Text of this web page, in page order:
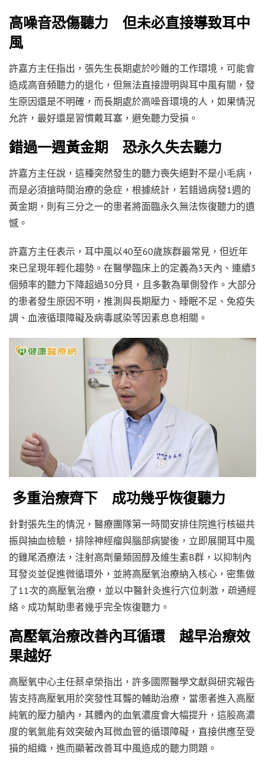
高噪音恐傷聽力 但未必直接導致耳中
風
許嘉方主任指出，張先生長期處於吵雜的工作環境，可能會
造成高音頻聽力的退化，但無法直接證明與耳中風有關，發
生原因還是不明確，而長期處於高噪音環境的人，如果情況
允許，最好還是習慣戴耳塞，避免聽力受損。
錯過一週黃金期 恐永久失去聽力
許嘉方主任說，這種突然發生的聽力喪失絕對不是小毛病，
而是必須搶時間治療的急症，根據統計，若錯過病發1週的
黃金期，則有三分之一的患者將面臨永久無法恢復聽力的遺
憾。
許嘉方主任表示，耳中風以40至60歲族群最常見，但近年
來已呈現年輕化趨勢。在醫學臨床上的定義為3天內、連續3
個頻率的聽力下降超過30分貝，且多數為單側發作。大部分
的患者發生原因不明，推測與長期壓力、睡眠不足、免疫失
調、血液循環障礙及病毒感染等因素息息相關。
多重治療齊下 成功幾乎恢復聽力
針對張先生的情況，醫療團隊第一時間安排住院進行核磁共
振與抽血檢驗，排除神經瘤與腦部病變後，立即展開耳中風
的雞尾酒療法，注射高劑量類固醇及維生素B群，以抑制內
耳發炎並促進微循環外，並將高壓氧治療納入核心，密集做
了11次的高壓氧治療，並以中醫針灸進行穴位刺激，疏通經
絡。成功幫助患者幾乎完全恢復聽力。
高壓氧治療改善內耳循環 越早治療效
果越好
高壓氧中心主任蔡卓榮指出，許多國際醫學文獻與研究報告
皆支持高壓氧用於突發性耳聾的輔助治療，當患者進入高壓
純氧的壓力艙內，其體內的血氧濃度會大幅提升，這股高濃
度的氧氣能有效突破內耳微血管的循環障礙，直接供應至受
損的組織，進而顯著改善耳中風造成的聽力問題。